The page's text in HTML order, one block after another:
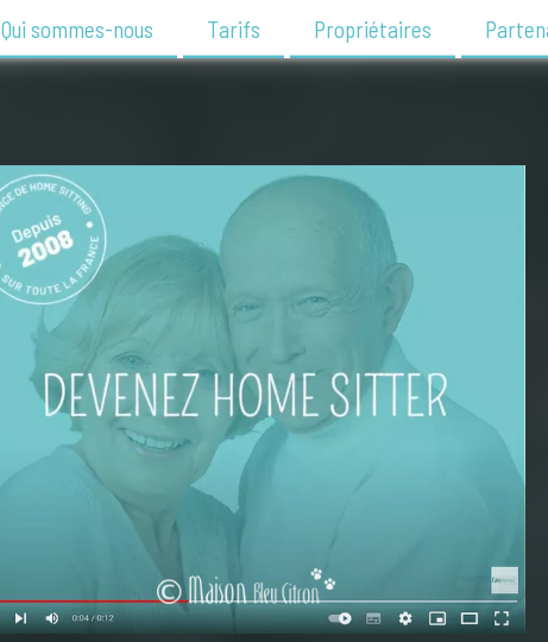
Qui sommes-nous Tarifs Propriétaires